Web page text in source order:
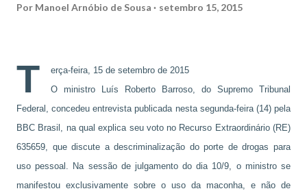
Por Manoel Arnóbio de Sousa setembro 15, 2015
T
erça-feira, 15 de setembro de 2015
O ministro Luís Roberto Barroso, do Supremo Tribunal
Federal, concedeu entrevista publicada nesta segunda-feira (14) pela
BBC Brasil, na qual explica seu voto no Recurso Extraordinário (RE)
635659, que discute a descriminalização do porte de drogas para
uso pessoal. Na sessão de julgamento do dia 10/9, o ministro se
manifestou exclusivamente sobre o uso da maconha, e não de